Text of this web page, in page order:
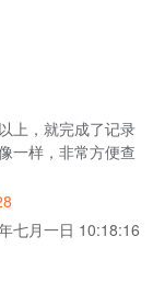
上，就完成了记录
一样，非常方便查
七月一日 10:18:16